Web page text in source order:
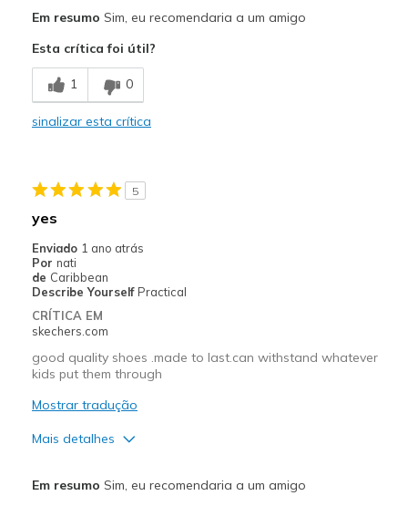
Durable
Stylish
Sizing
View On Shoes
Em resumo Sim, eu recomendaria a um amigo
Esta crítica foi útil?
1 0
sinalizar esta crítica
5
yes
Enviado 1 ano atrás
Por nati
de Caribbean
Describe Yourself Practical
CRÍTICA EM
skechers.com
good quality shoes .made to last.can withstand whatever
kids put them through
Mostrar tradução
Mais detalhes
Em resumo Sim, eu recomendaria a um amigo